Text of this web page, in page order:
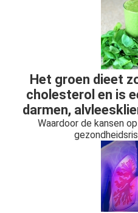
Het groen dieet
cholesterol en is
darmen,
Waardoor de kansen